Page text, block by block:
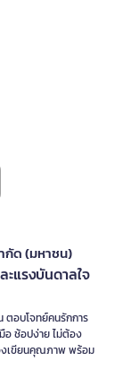
กัด (มหาชน)
ะแรงบันดาลใจ
ตอบโจทย์คนรักการ
อ ช้อปง่าย ไม่ต้อง
งเขียนคุณภาพ พร้อม